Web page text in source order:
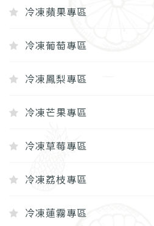
冷凍蘋果專區
冷凍葡萄專區
冷凍鳳梨專區
冷凍芒果專區
冷凍草莓專區
冷凍荔枝專區
冷凍蓮霧專區